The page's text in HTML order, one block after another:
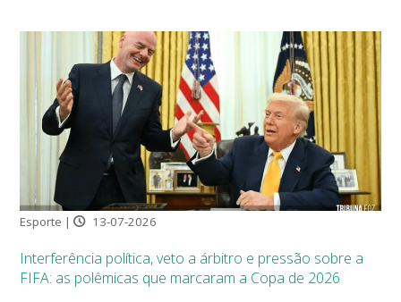
Esporte | 13-07-2026
Interferência política, veto a árbitro e pressão sobre a
FIFA: as polêmicas que marcaram a Copa de 2026